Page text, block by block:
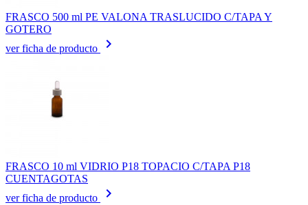
FRASCO 500 ml PE VALONA TRASLUCIDO C/TAPA Y
GOTERO
ver ficha de producto
keyboard_arrow_right
FRASCO 10 ml VIDRIO P18 TOPACIO C/TAPA P18
CUENTAGOTAS
ver ficha de producto
keyboard_arrow_right